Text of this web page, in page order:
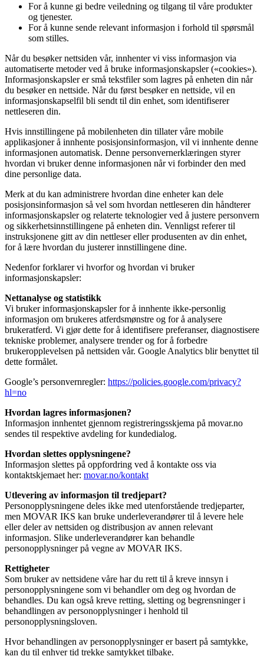
For å kunne gi bedre veiledning og tilgang til våre produkter
og tjenester.
For å kunne sende relevant informasjon i forhold til spørsmål
som stilles.
Når du besøker nettsiden vår, innhenter vi viss informasjon via
automatiserte metoder ved å bruke informasjonskapsler («cookies»).
Informasjonskapsler er små tekstfiler som lagres på enheten din når
du besøker en nettside. Når du først besøker en nettside, vil en
informasjonskapselfil bli sendt til din enhet, som identifiserer
nettleseren din.
Hvis innstillingene på mobilenheten din tillater våre mobile
applikasjoner å innhente posisjonsinformasjon, vil vi innhente denne
informasjonen automatisk. Denne personvernerklæringen styrer
hvordan vi bruker denne informasjonen når vi forbinder den med
dine personlige data.
Merk at du kan administrere hvordan dine enheter kan dele
posisjonsinformasjon så vel som hvordan nettleseren din håndterer
informasjonskapsler og relaterte teknologier ved å justere personvern
og sikkerhetsinnstillingene på enheten din. Vennligst referer til
instruksjonene gitt av din nettleser eller produsenten av din enhet,
for å lære hvordan du justerer innstillingene dine.
Nedenfor forklarer vi hvorfor og hvordan vi bruker
informasjonskapsler:
Nettanalyse og statistikk
Vi bruker informasjonskapsler for å innhente ikke-personlig
informasjon om brukeres atferdsmønstre og for å analysere
brukeratferd. Vi gjør dette for å identifisere preferanser, diagnostisere
tekniske problemer, analysere trender og for å forbedre
brukeropplevelsen på nettsiden vår. Google Analytics blir benyttet til
dette formålet.
Google’s personvernregler: https://policies.google.com/privacy?
hl=no
Hvordan lagres informasjonen?
Informasjon innhentet gjennom registreringsskjema på movar.no
sendes til respektive avdeling for kundedialog.
Hvordan slettes opplysningene?
Informasjon slettes på oppfordring ved å kontakte oss via
kontaktskjemaet her: movar.no/kontakt
Utlevering av informasjon til tredjepart?
Personopplysningene deles ikke med utenforstående tredjeparter,
men MOVAR IKS kan bruke underleverandører til å levere hele
eller deler av nettsiden og distribusjon av annen relevant
informasjon. Slike underleverandører kan behandle
personopplysninger på vegne av MOVAR IKS.
Rettigheter
Som bruker av nettsidene våre har du rett til å kreve innsyn i
personopplysningene som vi behandler om deg og hvordan de
behandles. Du kan også kreve retting, sletting og begrensninger i
behandlingen av personopplysninger i henhold til
personopplysningsloven.
Hvor behandlingen av personopplysninger er basert på samtykke,
kan du til enhver tid trekke samtykket tilbake.